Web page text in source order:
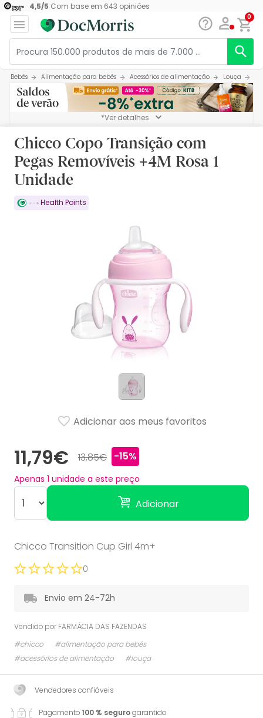
4,5/5 Com base em 643 opiniões
0
Bebés Alimentação para bebés Acessórios de alimentação Louça
*Ver detalhes
Chicco Copo Transição com
Pegas Removíveis +4M Rosa 1
Unidade
Health Points
11,79€ 13,85€ -15%
Apenas 1 unidade a este preço
Adicionar
Adicionar aos meus favoritos
Chicco Transition Cup Girl 4m+
0
Envio em 24-72h
Vendido por FARMÁCIA DAS FAZENDAS
#chicco
#alimentação para bebés
#acessórios de alimentação
#louça
Vendedores confiáveis
Pagamento100 % segurogarantido